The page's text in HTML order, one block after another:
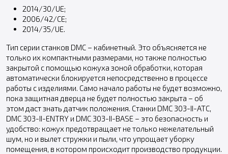
2014/30/UE;
2006/42/CE;
2014/35/UE.
Тип серии станков DMC – кабинетный. Это объясняется не
только их компактными размерами, но также полностью
закрытой с помощью кожуха зоной обработки, которая
автоматически блокируется непосредственно в процессе
работы с изделиями. Само начало работы не будет возможно,
пока защитная дверца не будет полностью закрыта – об
этом даст знать датчик положения. Станки DMC 303-II-ATC,
DMC 303-II-ENTRY и DMC 303-II-BASE – это безопасность и
удобство: кожух предотвращает не только нежелательный
шум, но и вылет стружки и пыли, что упрощает уборку
помещения, в котором происходит производство продукции.